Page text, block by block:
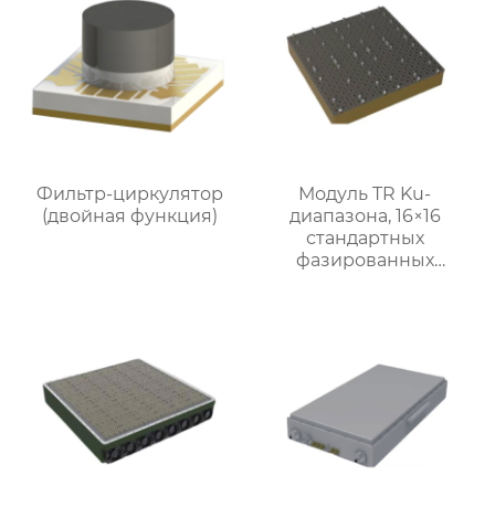
Фильтр-циркулятор
(двойная функция)
Модуль TR Ku-
диапазона, 16×16
стандартных
фазированных